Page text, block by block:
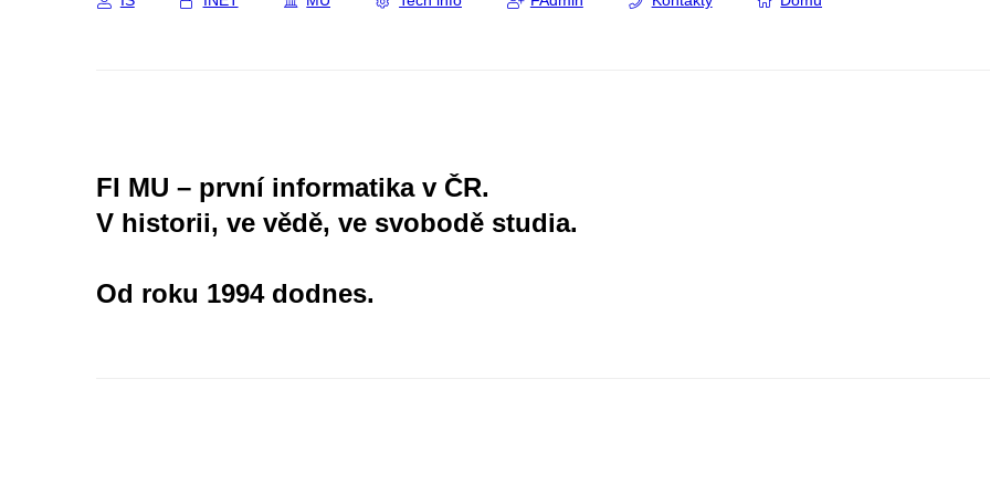
FI MU – první informatika v ČR.
V historii, ve vědě, ve svobodě studia.
Od roku 1994 dodnes.